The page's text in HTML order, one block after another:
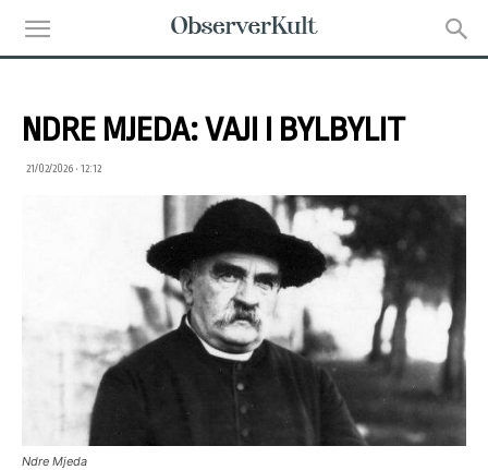
NDRE MJEDA: VAJI I BYLBYLIT
21/02/2026 • 12:12
Ndre Mjeda